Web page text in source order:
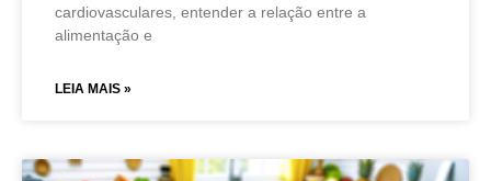
cardiovasculares, entender a relação entre a
alimentação e
LEIA MAIS »